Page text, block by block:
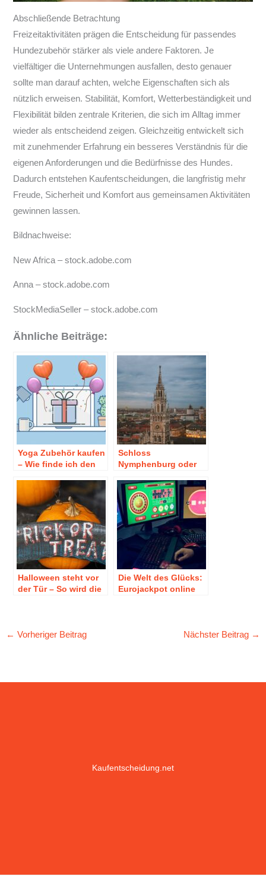
Abschließende Betrachtung
Freizeitaktivitäten prägen die Entscheidung für passendes
Hundezubehör stärker als viele andere Faktoren. Je
vielfältiger die Unternehmungen ausfallen, desto genauer
sollte man darauf achten, welche Eigenschaften sich als
nützlich erweisen. Stabilität, Komfort, Wetterbeständigkeit und
Flexibilität bilden zentrale Kriterien, die sich im Alltag immer
wieder als entscheidend zeigen. Gleichzeitig entwickelt sich
mit zunehmender Erfahrung ein besseres Verständnis für die
eigenen Anforderungen und die Bedürfnisse des Hundes.
Dadurch entstehen Kaufentscheidungen, die langfristig mehr
Freude, Sicherheit und Komfort aus gemeinsamen Aktivitäten
gewinnen lassen.
Bildnachweise:
New Africa – stock.adobe.com
Anna– stock.adobe.com
StockMediaSeller– stock.adobe.com
Ähnliche Beiträge:
Yoga Zubehör kaufen
– Wie finde ich den
meine
Kaufentscheidung?
Schloss
Nymphenburg oder
Highlights hält
München für Sie
bereit
Halloween steht vor
der Tür – So wird die
Die Welt des Glücks:
Eurojackpot online
Kaufentscheidung
← Vorheriger Beitrag Nächster Beitrag →
Kaufentscheidung.net